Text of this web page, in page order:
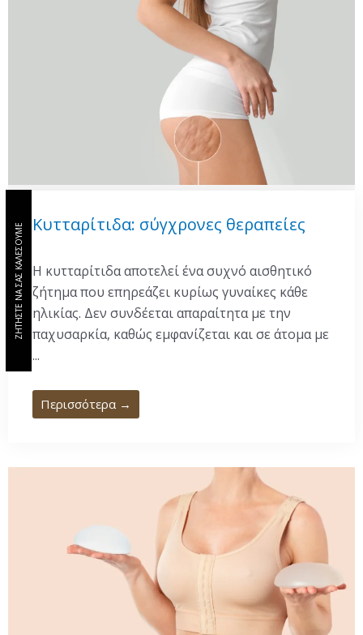
Κυτταρίτιδα: σύγχρονες θεραπείες
Η κυτταρίτιδα αποτελεί ένα συχνό αισθητικό
ζήτημα που επηρεάζει κυρίως γυναίκες κάθε
ηλικίας. Δεν συνδέεται απαραίτητα με την
παχυσαρκία, καθώς εμφανίζεται και σε άτομα με
...
Περισσότερα →
ΖΗΤΗΣΤΕ ΝΑ ΣΑΣ ΚΑΛΕΣΟΥΜΕ